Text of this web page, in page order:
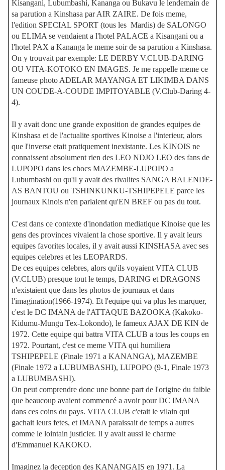
Kisangani, Lubumbashi, Kananga ou Bukavu le lendemain de
sa parution a Kinshasa par AIR ZAIRE. De fois meme,
l'edition SPECIAL SPORT (tous les Mardis) de SALONGO
ou ELIMA se vendaient a l'hotel PALACE a Kisangani ou a
l'hotel PAX a Kananga le meme soir de sa parution a Kinshasa.
On y trouvait par exemple: LE DERBY V.CLUB-DARING
OU VITA-KOTOKO EN IMAGES. Je me rappelle meme ce
fameuse photo ADELAR MAYANGA ET LIKIMBA DANS
UN COUDE-A-COUDE IMPITOYABLE (V.Club-Daring 4-
4).
Il y avait donc une grande exposition de grandes equipes de
Kinshasa et de l'actualite sportives Kinoise a l'interieur, alors
que l'inverse etait pratiquement inexistante. Les KINOIS ne
connaissent absolument rien des LEO NDJO LEO des fans de
LUPOPO dans les chocs MAZEMBE-LUPOPO a
Lubumbashi ou qu'il y avait des rivalites SANGA BALENDE-
AS BANTOU ou TSHINKUNKU-TSHIPEPELE parce les
journaux Kinois n'en parlaient qu'EN BREF ou pas du tout.
C'est dans ce contexte d'inondation mediatique Kinoise que les
gens des provinces vivaient la chose sportive. Il y avait leurs
equipes favorites locales, il y avait aussi KINSHASA avec ses
equipes celebres et les LEOPARDS.
De ces equipes celebres, alors qu'ils voyaient VITA CLUB
(V.CLUB) presque tout le temps, DARING et DRAGONS
n'existaient que dans les photos de journaux et dans
l'imagination(1966-1974). Et l'equipe qui va plus les marquer,
c'est le DC IMANA de l'ATTAQUE BAZOOKA (Kakoko-
Kidumu-Mungu Tex-Lokondo), le fameux AJAX DE KIN de
1972. Cette equipe qui battra VITA CLUB a tous les coups en
1972. Pourtant, c'est ce meme VITA qui humiliera
TSHIPEPELE (Finale 1971 a KANANGA), MAZEMBE
(Finale 1972 a LUBUMBASHI), LUPOPO (9-1, Finale 1973
a LUBUMBASHI).
On peut comprendre donc une bonne part de l'origine du faible
que beaucoup avaient commencé a avoir pour DC IMANA
dans ces coins du pays. VITA CLUB c'etait le vilain qui
gachait leurs fetes, et IMANA paraissait de temps a autres
comme le lointain justicier. Il y avait aussi le charme
d'Emmanuel KAKOKO.
Imaginez la deception des KANANGAIS en 1971. La